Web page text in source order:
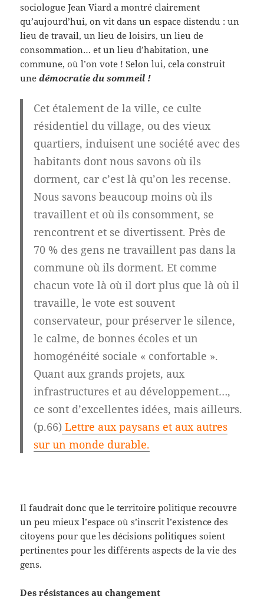
sociologue Jean Viard a montré clairement
qu’aujourd’hui, on vit dans un espace distendu : un
lieu de travail, un lieu de loisirs, un lieu de
consommation… et un lieu d’habitation, une
commune, où l’on vote ! Selon lui, cela construit
unedémocratie du sommeil !
Cet étalement de la ville, ce culte
résidentiel du village, ou des vieux
quartiers, induisent une société avec des
habitants dont nous savons où ils
dorment, car c’est là qu’on les recense.
Nous savons beaucoup moins où ils
travaillent et où ils consomment, se
rencontrent et se divertissent. Près de
70 % des gens ne travaillent pas dans la
commune où ils dorment. Et comme
chacun vote là où il dort plus que là où il
travaille, le vote est souvent
conservateur, pour préserver le silence,
le calme, de bonnes écoles et un
homogénéité sociale « confortable ».
Quant aux grands projets, aux
infrastructures et au développement…,
ce sont d’excellentes idées, mais ailleurs.
(p.66) Lettre aux paysans et aux autres
sur un monde durable.
Il faudrait donc que le territoire politique recouvre
un peu mieux l’espace où s’inscrit l’existence des
citoyens pour que les décisions politiques soient
pertinentes pour les différents aspects de la vie des
gens.
Des résistances au changement